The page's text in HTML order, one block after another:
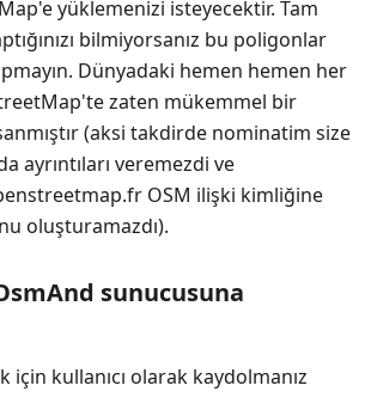
yüklemenizi isteyecektir. Tam
bilmiyorsanız bu poligonlar
Dünyadaki hemen hemen her
zaten mükemmel bir
(aksi takdirde nominatim size
ayrıntıları veremezdi ve
OSM ilişki kimliğine
oluşturamazdı).
sunucusuna
için kullanıcı olarak kaydolmanız